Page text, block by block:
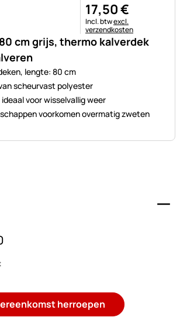
cm grijs, thermo kalverdek
lengte: 80 cm
scheurvast polyester
voor wisselvallig weer
voorkomen overmatig zweten
17,50€
Belastinginformatie:
Incl. btwexcl.
verzendkosten
herroepen